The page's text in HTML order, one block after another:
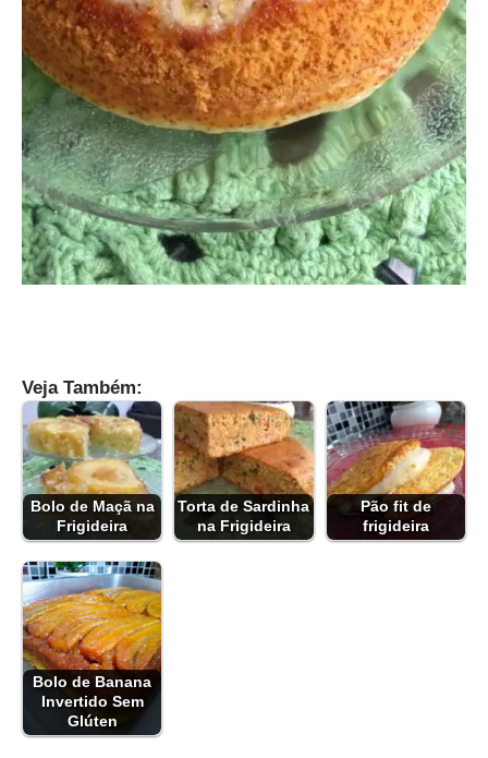
Veja Também:
Bolo de Maçã na
Frigideira
Torta de Sardinha
na Frigideira
Pão fit de
frigideira
Bolo de Banana
Invertido Sem
Glúten